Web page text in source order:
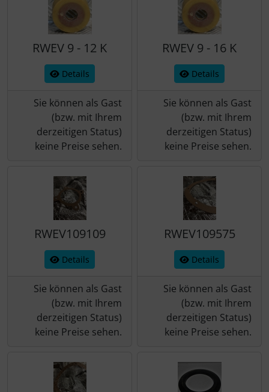
RWEV 9 - 12 K
Details
Sie können als Gast
(bzw. mit Ihrem
derzeitigen Status)
keine Preise sehen.
RWEV 9 - 16 K
Details
Sie können als Gast
(bzw. mit Ihrem
derzeitigen Status)
keine Preise sehen.
RWEV109109
Details
Sie können als Gast
(bzw. mit Ihrem
derzeitigen Status)
keine Preise sehen.
RWEV109575
Details
Sie können als Gast
(bzw. mit Ihrem
derzeitigen Status)
keine Preise sehen.
Spezialschrauben